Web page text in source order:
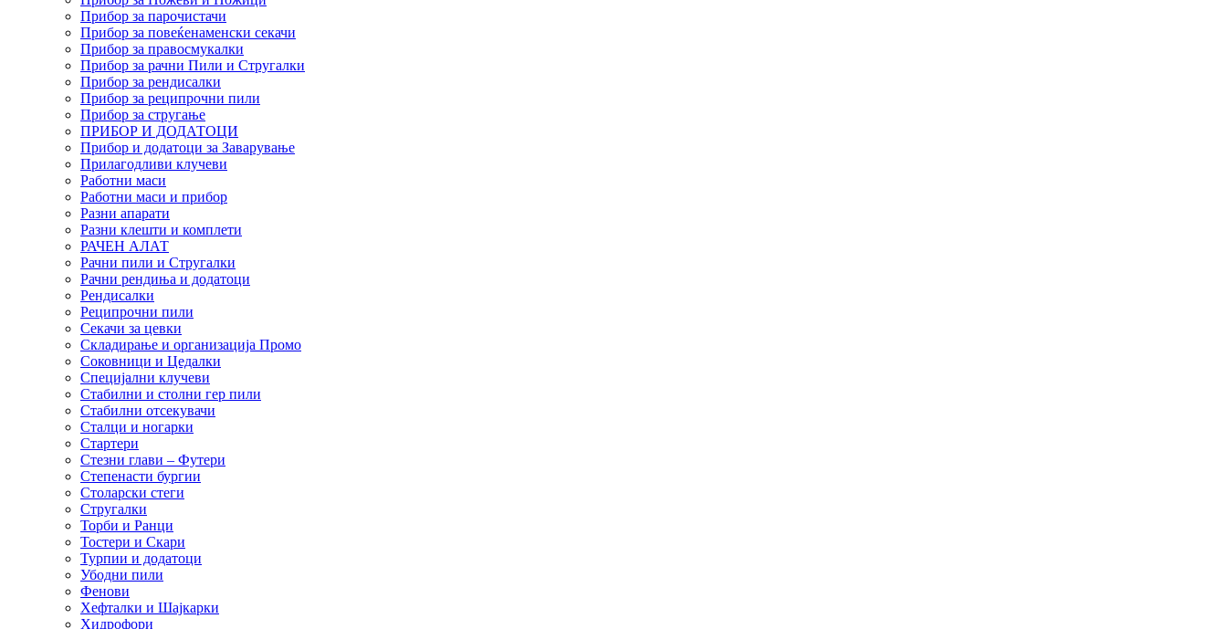
Прибор за парочистачи
Прибор за повеќенаменски секачи
Прибор за правосмукалки
Прибор за рачни Пили и Стругалки
Прибор за рендисалки
Прибор за реципрочни пили
Прибор за стругање
ПРИБОР И ДОДАТОЦИ
Прибор и додатоци за Заварување
Прилагодливи клучеви
Работни маси
Работни маси и прибор
Разни апарати
Разни клешти и комплети
РАЧЕН АЛАТ
Рачни пили и Стругалки
Рачни рендиња и додатоци
Рендисалки
Реципрочни пили
Секачи за цевки
Складирање и организација Промо
Соковници и Цедалки
Специјални клучеви
Стабилни и столни гер пили
Стабилни отсекувачи
Сталци и ногарки
Стартери
Стезни глави – Футери
Степенасти бургии
Столарски стеги
Стругалки
Торби и Ранци
Тостери и Скари
Турпии и додатоци
Убодни пили
Фенови
Хефталки и Шајкарки
Хидрофори